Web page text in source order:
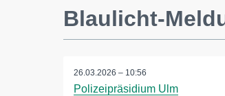
Blaulicht-
26.03.2026 – 10:56
Polizeipräsidium Ulm